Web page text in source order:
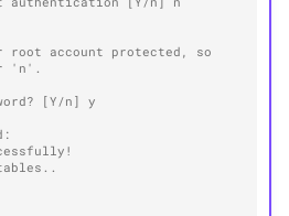
root account protected, so
'n'.
[Y/n] y